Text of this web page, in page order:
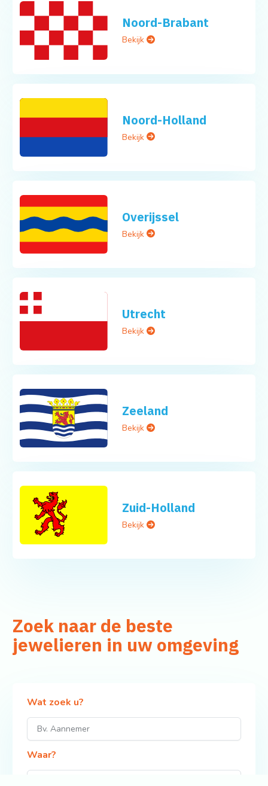
Noord-Brabant
Bekijk
Noord-Holland
Bekijk
Overijssel
Bekijk
Utrecht
Bekijk
Zeeland
Bekijk
Zuid-Holland
Bekijk
Zoek naar de beste
jewelieren in uw omgeving
Wat zoek u?
Waar?